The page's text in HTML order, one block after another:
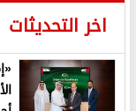
اخر التحديثات